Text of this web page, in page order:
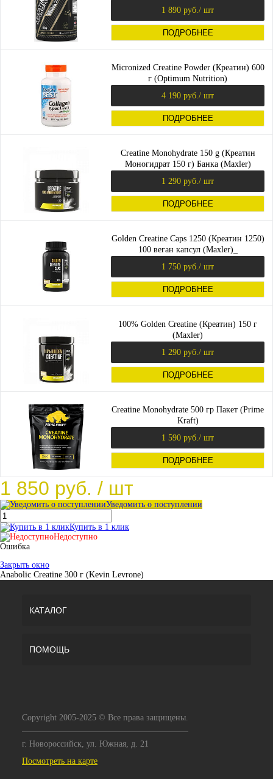
1 890 руб. / шт
ПОДРОБНЕЕ
Micronized Creatine Powder (Креатин) 600
г (Optimum Nutrition)
4 190 руб. / шт
ПОДРОБНЕЕ
Creatine Monohydrate 150 g (Креатин
Моногидрат 150 г) Банка (Maxler)
1 290 руб. / шт
ПОДРОБНЕЕ
Golden Creatine Caps 1250 (Креатин 1250)
100 веган капсул (Maxler)_
1 750 руб. / шт
ПОДРОБНЕЕ
100% Golden Creatine (Креатин) 150 г
(Maxler)
1 290 руб. / шт
ПОДРОБНЕЕ
Creatine Monohydrate 500 гр Пакет (Prime
Kraft)
1 590 руб. / шт
ПОДРОБНЕЕ
1 850 руб. / шт
Уведомить о поступлении
Купить в 1 клик
Недоступно
Ошибка
Закрыть окно
Anabolic Creatine 300 г (Kevin Levrone)
КАТАЛОГ
ПОМОЩЬ
Copyright 2005-2025 © Все права защищены.
г. Новороссийск, ул. Южная, д. 21
Посмотреть на карте